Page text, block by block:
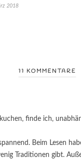
2018
11 KOMMENTARE
finde ich,
Beim Lesen
Traditionen gibt.